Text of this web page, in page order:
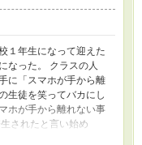
１年生になって迎えた
なった。 クラスの人
に「スマホが手から離
生徒を笑ってバカにし
ホが手から離れない事
されたと言い始め
あやの）もスマホに